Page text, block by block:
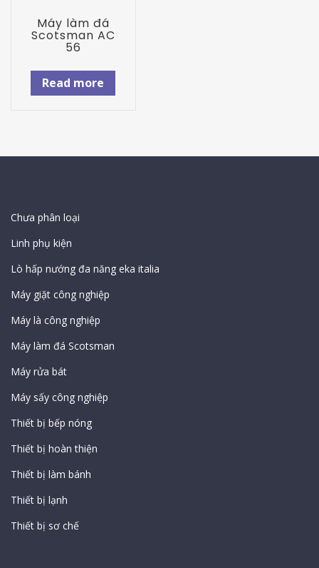
Máy làm đá
Scotsman AC
56
Read more
Chưa phân loại
Linh phụ kiện
Lò hấp nướng đa năng eka italia
Máy giặt công nghiệp
Máy là công nghiệp
Máy làm đá Scotsman
Máy rửa bát
Máy sấy công nghiệp
Thiết bị bếp nóng
Thiết bị hoàn thiện
Thiết bị làm bánh
Thiết bị lạnh
Thiết bị sơ chế